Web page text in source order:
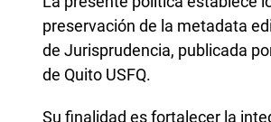
preservación de la metadata
de Jurisprudencia, publicada
de Quito USFQ.
Su finalidad es fortalecer la